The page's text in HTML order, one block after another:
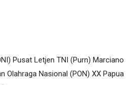
Pusat Letjen TNI (Purn) Marciano
Olahraga Nasional (PON) XX Papua